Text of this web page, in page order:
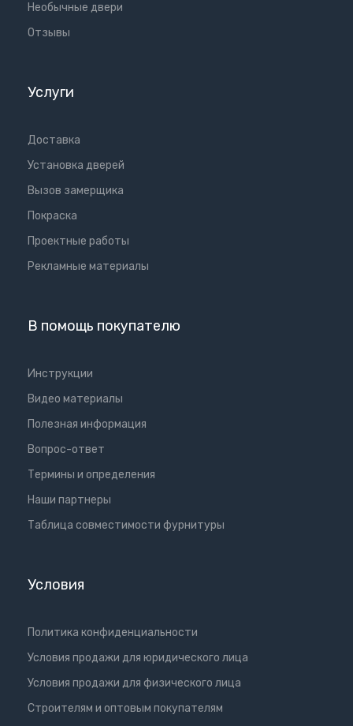
Необычные двери
Отзывы
Услуги
Доставка
Установка дверей
Вызов замерщика
Покраска
Проектные работы
Рекламные материалы
В помощь покупателю
Инструкции
Видео материалы
Полезная информация
Вопрос-ответ
Термины и определения
Наши партнеры
Таблица совместимости фурнитуры
Условия
Политика конфиденциальности
Условия продажи для юридического лица
Условия продажи для физического лица
Cтроителям и оптовым покупателям